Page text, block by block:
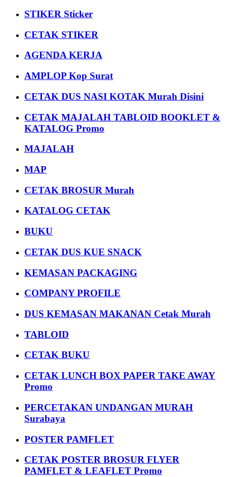
STIKER Sticker
CETAK STIKER
AGENDA KERJA
AMPLOP Kop Surat
CETAK DUS NASI KOTAK Murah Disini
CETAK MAJALAH TABLOID BOOKLET &
KATALOG Promo
MAJALAH
MAP
CETAK BROSUR Murah
KATALOG CETAK
BUKU
CETAK DUS KUE SNACK
KEMASAN PACKAGING
COMPANY PROFILE
DUS KEMASAN MAKANAN Cetak Murah
TABLOID
CETAK BUKU
CETAK LUNCH BOX PAPER TAKE AWAY
Promo
PERCETAKAN UNDANGAN MURAH
Surabaya
POSTER PAMFLET
CETAK POSTER BROSUR FLYER
PAMFLET & LEAFLET Promo